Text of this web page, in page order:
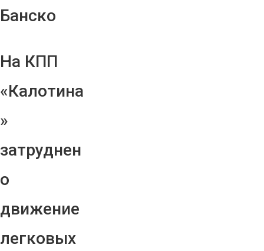
Банско
На КПП
«Калотина
»
затруднен
о
движение
легковых